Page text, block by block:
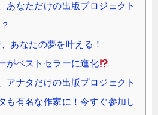
あなただけの出版プロジェクト
あなたの夢を叶える！
がベストセラーに進化
アナタだけの出版プロジェクト
も有名な作家に！今すぐ参加し